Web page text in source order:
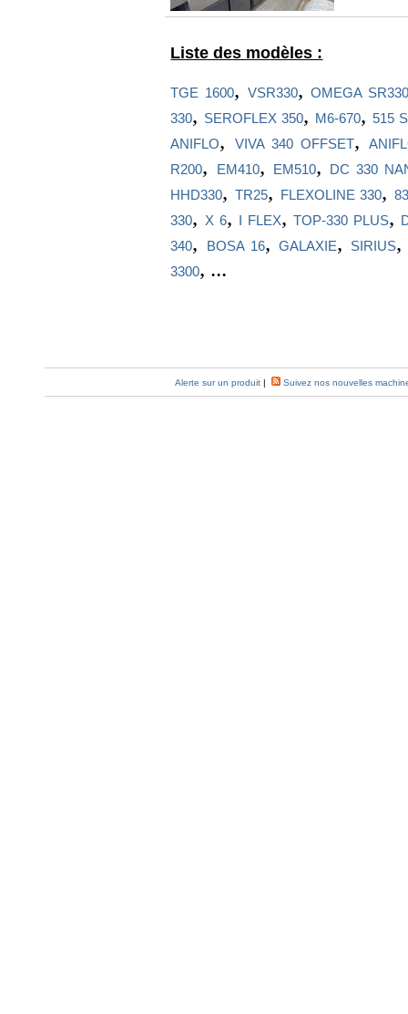
Liste des modèles :
TGE 1600, VSR330,OMEGA
330, SEROFLEX 350, M6-670,515
ANIFLO, VIVA 340 OFFSET,
R200, EM410, EM510,
DC 330
HHD330, TR25, FLEXOLINE 330,
330, X 6, I FLEX,TOP-330 PLUS,
340, BOSA 16, GALAXIE, SIRIUS
3300, ...
Alerte sur un produit | Suivez nos nouvelles